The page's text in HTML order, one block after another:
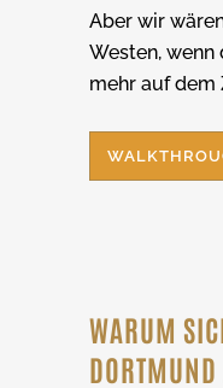
Aber wir
Westen, wenn
mehr auf dem
WARUM